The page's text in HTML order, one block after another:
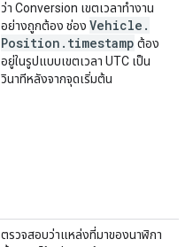
ว่า Conversion เขตเวลาทํางาน
อย่างถูกต้อง ช่อง Vehicle .
Position . timestamp ต้อง
อยู่ในรูปแบบเขตเวลา UTC เป็น
วินาทีหลังจากจุดเริ่มต้น
ตรวจสอบว่าแหล่งที่มาของนาฬิกา